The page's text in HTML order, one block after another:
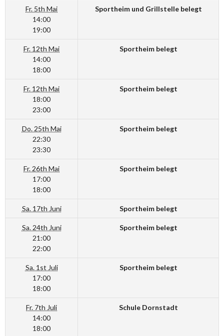
Fr. 5th Mai
14:00
19:00
Sportheim und Grillstelle belegt
Fr. 12th Mai
14:00
18:00
Sportheim belegt
Fr. 12th Mai
18:00
23:00
Sportheim belegt
Do. 25th Mai
22:30
23:30
Sportheim belegt
Fr. 26th Mai
17:00
18:00
Sportheim belegt
Sa. 17th Juni Sportheim belegt
Sa. 24th Juni
21:00
22:00
Sportheim belegt
Sa. 1st Juli
17:00
18:00
Sportheim belegt
Fr. 7th Juli
14:00
18:00
Schule Dornstadt